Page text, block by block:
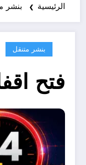
الرئيسية بنشر
بنشر متنقل
فتح اقفال